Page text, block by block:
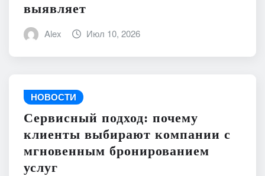
выявляет
Alex Июл 10, 2026
НОВОСТИ
Сервисный подход: почему
клиенты выбирают компании с
мгновенным бронированием
услуг